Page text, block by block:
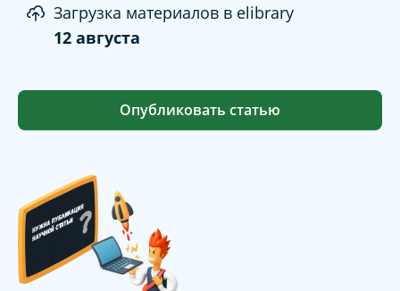
Загрузка материалов в elibrary
12 августа
Опубликовать статью